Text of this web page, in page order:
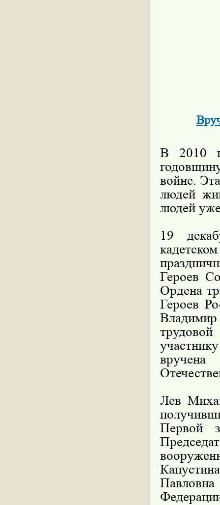
В 2010
войне.
людей
людей
19
Героев
Ордена
Героев
Лев
Первой